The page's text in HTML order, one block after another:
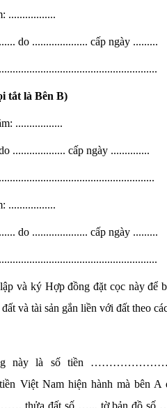
.................
do .................... cấp ngày .........
tắt là Bên B)
.................
................... cấp ngày ..............
.................
do .................... cấp ngày .........
và ký Hợp đồng đặt cọc này để
và tài sản gắn liền với đất theo
này là số tiền …………………
Nam hiện hành mà bên A
thửa đất số ….., tờ bản đồ số